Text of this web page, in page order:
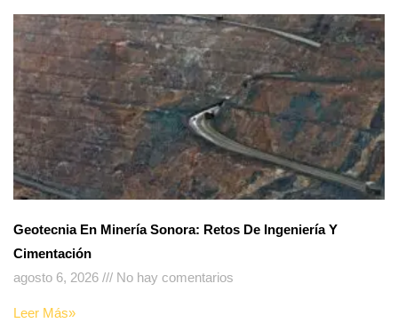
Geotecnia En Minería Sonora: Retos De Ingeniería Y
Cimentación
agosto 6, 2026
No hay comentarios
Leer Más»